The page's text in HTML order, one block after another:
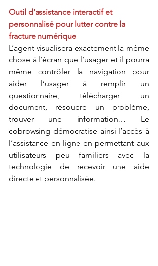
Outil d’assistance interactif et
personnalisé pour lutter contre la
fracture numérique
L’agent visualisera exactement la même
chose à l’écran que l’usager et il pourra
même contrôler la navigation pour
aider l’usager à remplir un
questionnaire, télécharger un
document, résoudre un problème,
trouver une information… Le
cobrowsing démocratise ainsi l’accès à
l’assistance en ligne en permettant aux
utilisateurs peu familiers avec la
technologie de recevoir une aide
directe et personnalisée.